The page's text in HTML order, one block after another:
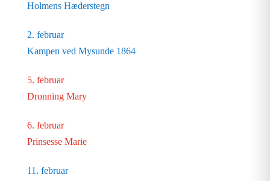
Holmens Hæderstegn
2. februar
Kampen ved Mysunde 1864
5. februar
Dronning Mary
6. februar
Prinsesse Marie
11. februar